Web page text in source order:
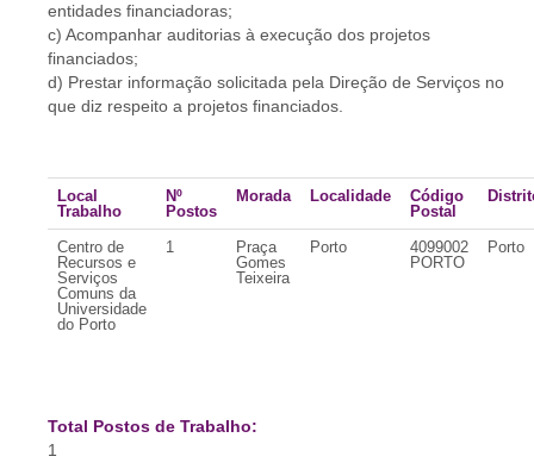
entidades financiadoras;
c) Acompanhar auditorias à execução dos projetos
financiados;
d) Prestar informação solicitada pela Direção de Serviços no
que diz respeito a projetos financiados.
Local
Trabalho
Nº
Postos
Morada Localidade
Código
Postal
Centro de
Recursos e
Serviços
Comuns da
Universidade
do Porto
1
Praça
Gomes
Teixeira
Porto
4099002
PORTO
Porto
Total Postos de Trabalho:
1